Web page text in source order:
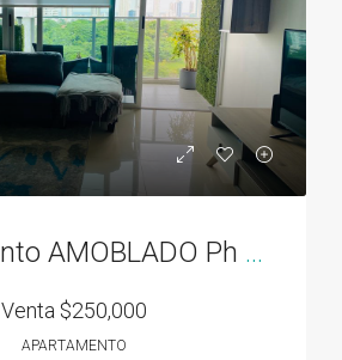
Apartamento AMOBLADO Ph Residencias del Sol acceso directo al Parque Omar
Venta $250,000
APARTAMENTO